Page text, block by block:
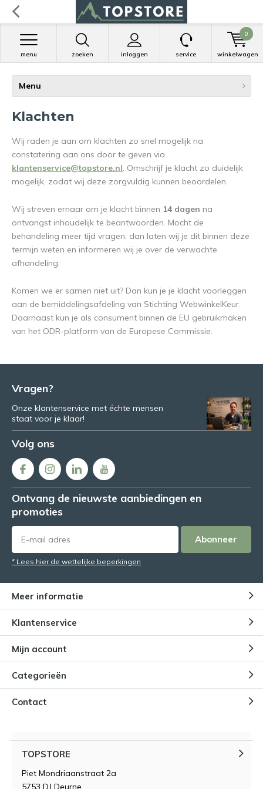
zoeken inloggen
menu service winkelwagen
0
Menu
Klachten
Wij raden je aan om klachten zo snel mogelijk na
constatering aan ons door te geven via
klantenservice@topstore.nl. Omschrijf je klacht zo duidelijk
mogelijk, zodat wij deze zorgvuldig kunnen beoordelen.
Wij streven ernaar om je klacht binnen 14 dagen na
ontvangst inhoudelijk te beantwoorden. Mocht de
behandeling meer tijd vragen, dan laten wij je dit binnen deze
termijn weten en informeren wij je over de verwachte
afhandeling.
Komen we er samen niet uit? Dan kun je je klacht voorleggen
aan de bemiddelingsafdeling van Stichting WebwinkelKeur.
Daarnaast kun je als consument binnen de EU gebruikmaken
van het ODR-platform van de Europese Commissie.
Vragen?
Onze klantenservice met échte mensen
staat voor je klaar!
Volg ons
Ontvang de nieuwste aanbiedingen en
promoties
Abonneer
* Lees hier de wettelijke beperkingen
Meer informatie
Klantenservice
Mijn account
Categorieën
Contact
TOPSTORE
Piet Mondriaanstraat 2a
5753 DJ Deurne